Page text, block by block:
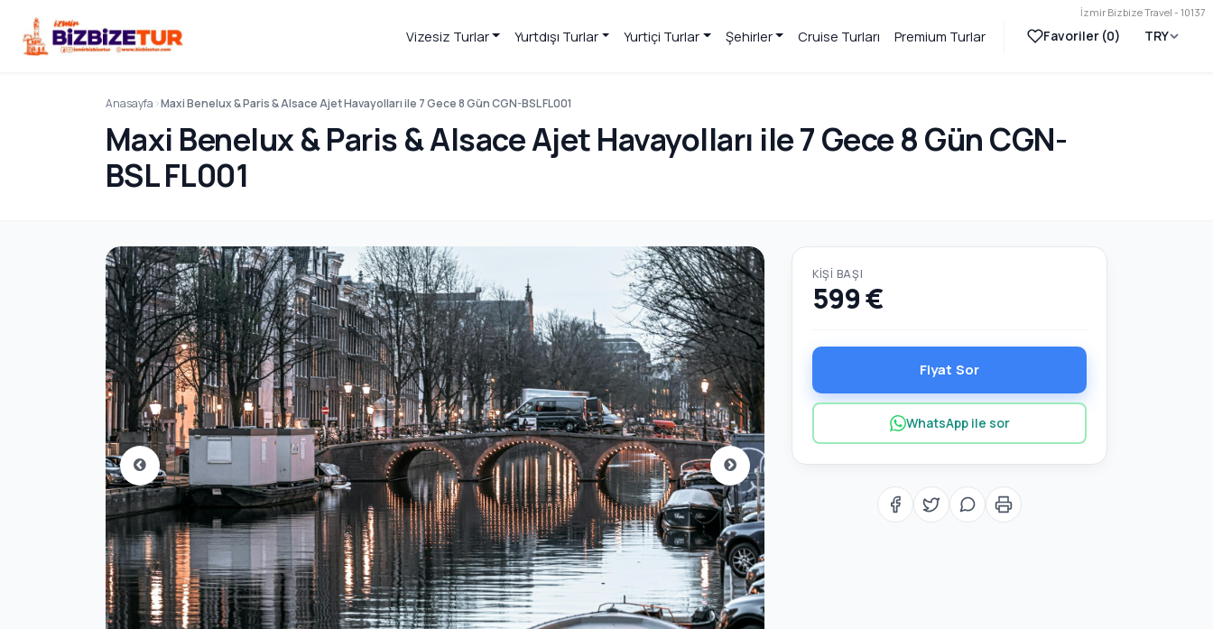
İzmir Bizbize Travel - 10137
Vizesiz Turlar Yurtdışı Turlar Yurtiçi Turlar Şehirler Cruise Turları Premium Turlar Favoriler (0) TRY
Anasayfa Maxi Benelux & Paris & Alsace Ajet Havayolları ile 7 Gece 8 Gün CGN-BSL FL001
Maxi Benelux & Paris & Alsace Ajet Havayolları ile 7 Gece 8 Gün CGN-
BSL FL001
KIŞI BAŞI
599 €
Fiyat Sor
WhatsApp ile sor